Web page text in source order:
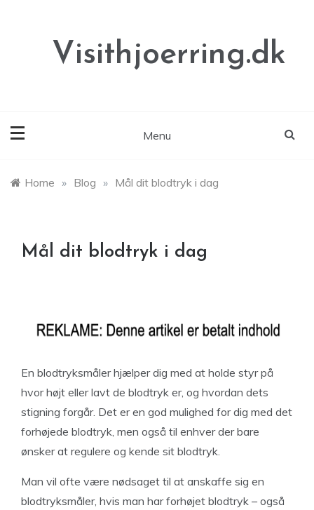
Visithjoerring.dk
Menu
Home » Blog » Mål dit blodtryk i dag
Mål dit blodtryk i dag
En blodtryksmåler hjælper dig med at holde styr på
hvor højt eller lavt de blodtryk er, og hvordan dets
stigning forgår. Det er en god mulighed for dig med det
forhøjede blodtryk, men også til enhver der bare
ønsker at regulere og kende sit blodtryk.
Man vil ofte være nødsaget til at anskaffe sig en
blodtryksmåler, hvis man har forhøjet blodtryk – også